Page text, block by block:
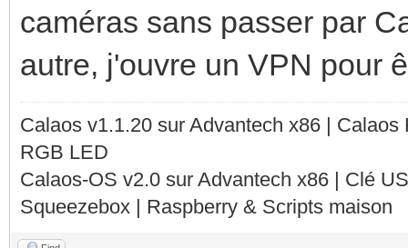
caméras sans passer par
autre, j'ouvre un VPN pour
Calaos v1.1.20 sur Advantech x86 |
RGB LED
Calaos-OS v2.0 sur Advantech x86 | Clé
Squeezebox | Raspberry & Scripts maison